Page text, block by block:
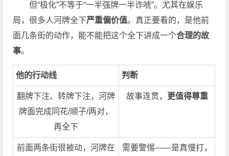
但“极化”不等于“一半强牌一半诈唬”。尤其在娱乐
局，很多人河牌全下严重偏价值。真正要看的，是他前
面几条街的动作，能不能把这个全下讲成一个合理的故
事。
他的行动线 判断
翻牌下注、转牌下注，河牌
牌面完成同花/顺子/两对，
再全下
故事连贯， 更值得尊重
前面两条街很被动，河牌在
需要警惕——是真慢打，